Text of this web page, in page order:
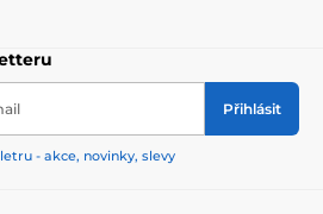
Přihlásit
- akce, novinky, slevy